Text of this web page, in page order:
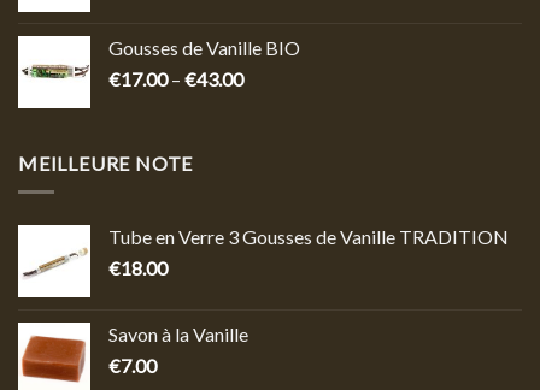
Gousses de Vanille BIO
€17.00– €43.00
MEILLEURE NOTE
Tube en Verre 3 Gousses de Vanille TRADITION
€18.00
Savon à la Vanille
€7.00